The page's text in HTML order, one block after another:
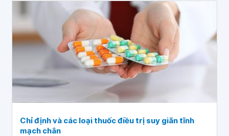
Chỉ định và các loại thuốc điều trị suy giãn tĩnh
mạch chân